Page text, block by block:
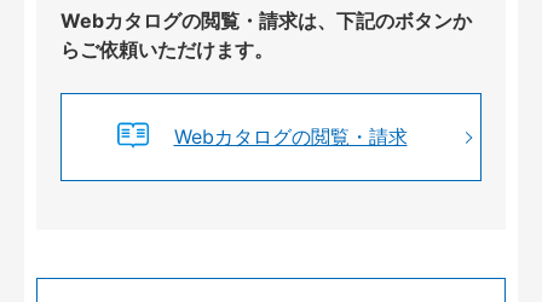
Webカタログの閲覧・請求は、下記のボタンか
らご依頼いただけます。
Webカタログの閲覧・請求